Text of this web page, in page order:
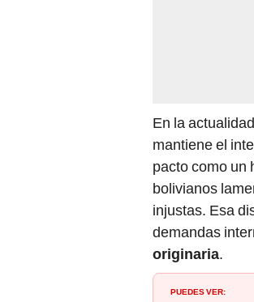
En la
mantiene el
pacto como un
bolivianos
injustas. Esa
demandas
originaria.
PUEDES VER: